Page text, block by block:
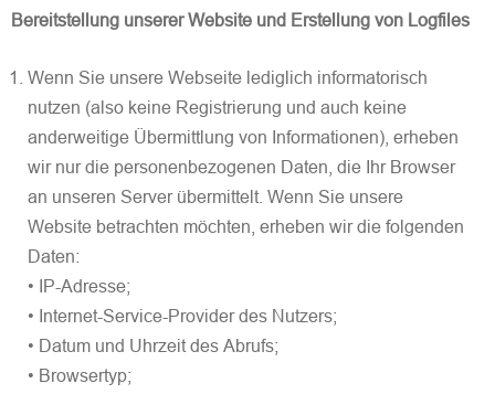
Bereitstellung unserer Website und Erstellung von Logfiles
Wenn Sie unsere Webseite lediglich informatorisch
nutzen (also keine Registrierung und auch keine
anderweitige Übermittlung von Informationen), erheben
wir nur die personenbezogenen Daten, die Ihr Browser
an unseren Server übermittelt. Wenn Sie unsere
Website betrachten möchten, erheben wir die folgenden
Daten:
• IP-Adresse;
• Internet-Service-Provider des Nutzers;
• Datum und Uhrzeit des Abrufs;
• Browsertyp;